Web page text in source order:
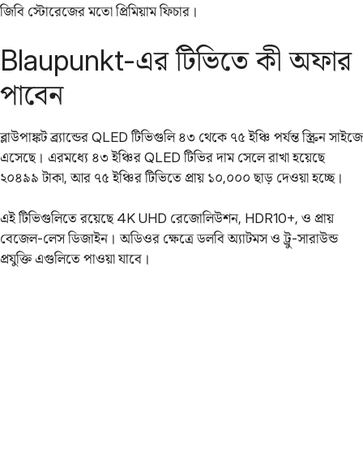
জিবি স্টোরেজের মতো প্রিমিয়াম ফিচার।
Blaupunkt-এর টিভিতে কী অফার
পাবেন
ব্লাউপাঙ্কট ব্র্যান্ডের QLED টিভিগুলি ৪৩ থেকে ৭৫ ইঞ্চি পর্যন্ত স্ক্রিন সাইজে
এসেছে। এরমধ্যে ৪৩ ইঞ্চির QLED টিভির দাম সেলে রাখা হয়েছে
২০৪৯৯ টাকা, আর ৭৫ ইঞ্চির টিভিতে প্রায় ১০,০০০ ছাড় দেওয়া হচ্ছে।
এই টিভিগুলিতে রয়েছে 4K UHD রেজোলিউশন, HDR10+, ও প্রায়
বেজেল-লেস ডিজাইন। অডিওর ক্ষেত্রে ডলবি অ্যাটমস ও ট্রু-সারাউন্ড
প্রযুক্তি এগুলিতে পাওয়া যাবে।